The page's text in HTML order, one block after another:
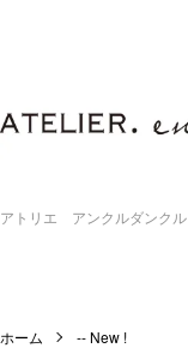
アトリエ アンクルダンクル
ホーム -- New !